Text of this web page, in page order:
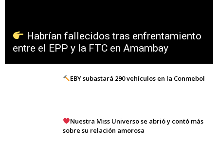
Habrían fallecidos tras enfrentamiento
entre el EPP y la FTC en Amambay
EBY subastará 290 vehículos en la Conmebol
Nuestra Miss Universo se abrió y contó más
sobre su relación amorosa